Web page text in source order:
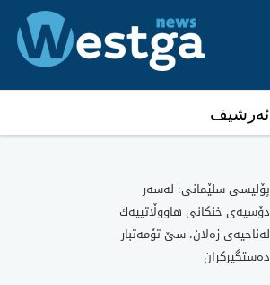
ئەرشیف
پۆلیسی سلێمانی: له‌سه‌ر
دۆسیه‌ی خنكانی هاووڵاتییه‌ك
له‌ناحیه‌ی زه‌لان، سێ تۆمه‌تبار
ده‌ستگیركران